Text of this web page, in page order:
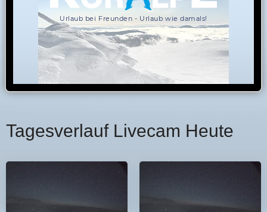
Tagesverlauf Livecam Heute